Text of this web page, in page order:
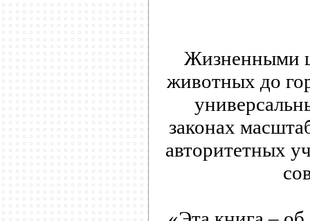
Жизненными
животных до
законах
авторитетных